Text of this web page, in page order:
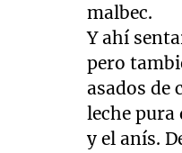
malbec.
Y ahí
pero
asados de
leche pura
y el anís.